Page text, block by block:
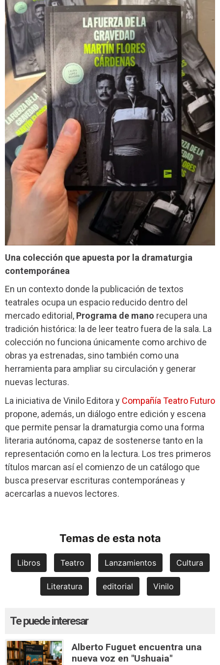
Una colección que apuesta por la dramaturgia
contemporánea
En un contexto donde la publicación de textos
teatrales ocupa un espacio reducido dentro del
mercado editorial, Programa de mano recupera una
tradición histórica: la de leer teatro fuera de la sala. La
colección no funciona únicamente como archivo de
obras ya estrenadas, sino también como una
herramienta para ampliar su circulación y generar
nuevas lecturas.
La iniciativa de Vinilo Editora y Compañía Teatro Futuro
propone, además, un diálogo entre edición y escena
que permite pensar la dramaturgia como una forma
literaria autónoma, capaz de sostenerse tanto en la
representación como en la lectura. Los tres primeros
títulos marcan así el comienzo de un catálogo que
busca preservar escrituras contemporáneas y
acercarlas a nuevos lectores.
Temas de esta nota
Libros Teatro Lanzamientos Cultura
Literatura editorial Vinilo
Te puede interesar
Alberto Fuguet encuentra una
nueva voz en "Ushuaia"